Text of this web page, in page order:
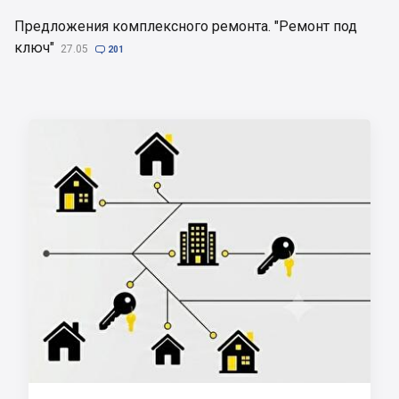
Предложения комплексного ремонта. "Ремонт под
ключ" 27.05  201